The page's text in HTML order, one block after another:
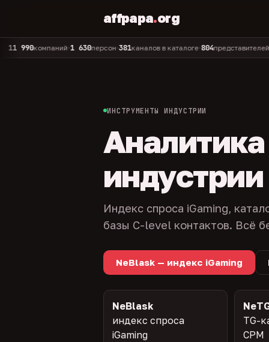
affpapa.org
компаний•1 630персон•381каналов в каталоге•804представителей•325
ИНСТРУМЕНТЫ ИНДУСТРИИ
индустрии
Индекс спроса iGaming,
базы C-level контактов. Всё
NeBlask — индекс iGaming
NeBlask
индекс спроса
iGaming
TG-
CPM